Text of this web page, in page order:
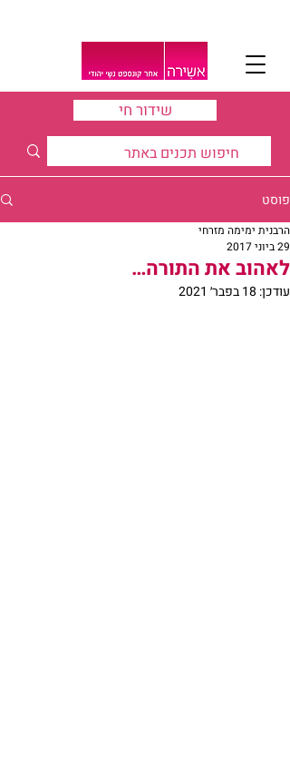
שידור חי
פוסט
לאהוב את התורה…
הרבנית ימימה מזרחי
29 ביוני 2017
עודכן: 18 בפבר׳ 2021